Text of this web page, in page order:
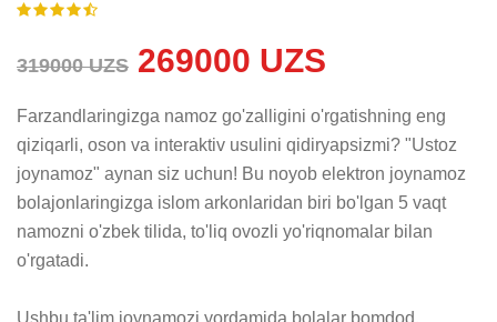
319000 UZS 269000 UZS
Farzandlaringizga namoz go'zalligini o'rgatishning eng
qiziqarli, oson va interaktiv usulini qidiryapsizmi? "Ustoz
joynamoz" aynan siz uchun! Bu noyob elektron joynamoz
bolajonlaringizga islom arkonlaridan biri bo'lgan 5 vaqt
namozni o'zbek tilida, to'liq ovozli yo'riqnomalar bilan
o'rgatadi.